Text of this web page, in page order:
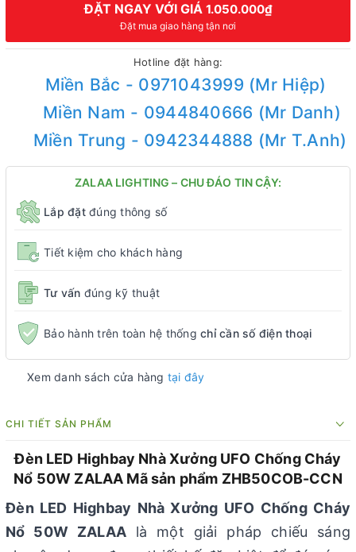
ĐẶT NGAY VỚI GIÁ 1.050.000₫
Đặt mua giao hàng tận nơi
Hotline đặt hàng:
Miền Bắc - 0971043999 (Mr Hiệp)
Miền Nam - 0944840666 (Mr Danh)
Miền Trung - 0942344888 (Mr T.Anh)
ZALAA LIGHTING – CHU ĐÁO TIN CẬY:
Lắp đặtđúng thông số
Tiết kiệm cho khách hàng
Tư vấn đúng kỹ thuật
Bảo hành trên toàn hệ thống chỉ cần số điện thoại
Xem danh sách cửa hàng tại đây
CHI TIẾT SẢN PHẨM
Đèn LED Highbay Nhà Xưởng UFO Chống Cháy
Nổ 50W ZALAA Mã sản phẩm ZHB50COB-CCN
Đèn LED Highbay Nhà Xưởng UFO Chống Cháy
Nổ 50W ZALAA là một giải pháp chiếu sáng